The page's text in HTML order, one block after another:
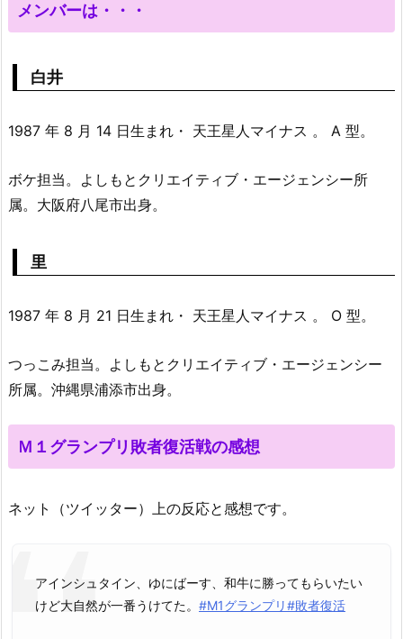
メンバーは・・・
白井
1987 年 8 月 14 日生まれ・ 天王星人マイナス 。 A 型。
ボケ担当。よしもとクリエイティブ・エージェンシー所
属。大阪府八尾市出身。
里
1987 年 8 月 21 日生まれ・ 天王星人マイナス 。 O 型。
つっこみ担当。よしもとクリエイティブ・エージェンシー
所属。沖縄県浦添市出身。
Ｍ１グランプリ敗者復活戦の感想
ネット（ツイッター）上の反応と感想です。
アインシュタイン、ゆにばーす、和牛に勝ってもらいたい
けど大自然が一番うけてた。 #M1グランプリ#敗者復活